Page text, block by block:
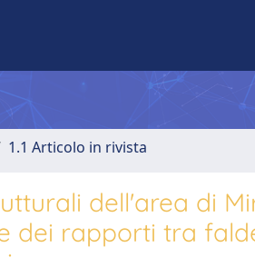
1.1 Articolo in rivista
dell'area di
dei rapporti tra